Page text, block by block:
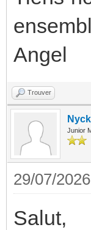
Angel
Trouver
Nyck
Junior
29/07/
Salut,